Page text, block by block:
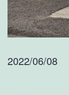
2022/06/08